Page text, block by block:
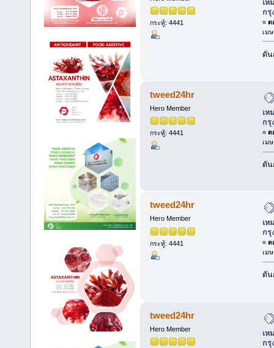
กระทู้: 4441
เห
กรุ
« ต
เม
ดัน
tweed24hr
Hero Member
กระทู้: 4441
เห
กรุ
« ต
เม
ดัน
tweed24hr
Hero Member
กระทู้: 4441
เห
กรุ
« ต
เม
ดัน
tweed24hr
Hero Member
เห
กรุ